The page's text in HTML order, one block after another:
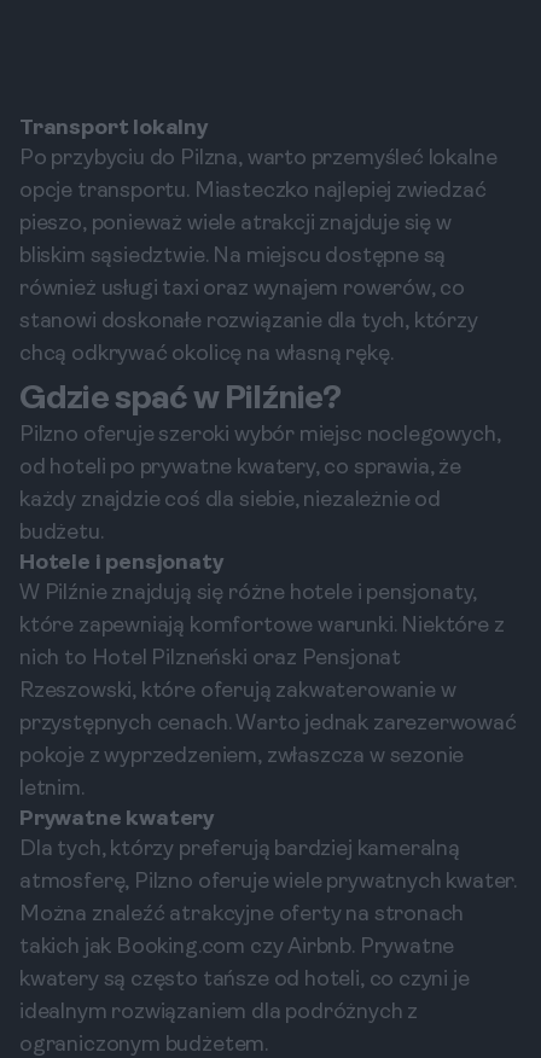
Transport lokalny
Po przybyciu do Pilzna, warto przemyśleć lokalne
opcje transportu. Miasteczko najlepiej zwiedzać
pieszo, ponieważ wiele atrakcji znajduje się w
bliskim sąsiedztwie. Na miejscu dostępne są
również usługi taxi oraz wynajem rowerów, co
stanowi doskonałe rozwiązanie dla tych, którzy
chcą odkrywać okolicę na własną rękę.
Gdzie spać w Pilźnie?
Pilzno oferuje szeroki wybór miejsc noclegowych,
od hoteli po prywatne kwatery, co sprawia, że
każdy znajdzie coś dla siebie, niezależnie od
budżetu.
Hotele i pensjonaty
W Pilźnie znajdują się różne hotele i pensjonaty,
które zapewniają komfortowe warunki. Niektóre z
nich to Hotel Pilzneński oraz Pensjonat
Rzeszowski, które oferują zakwaterowanie w
przystępnych cenach. Warto jednak zarezerwować
pokoje z wyprzedzeniem, zwłaszcza w sezonie
letnim.
Prywatne kwatery
Dla tych, którzy preferują bardziej kameralną
atmosferę, Pilzno oferuje wiele prywatnych kwater.
Można znaleźć atrakcyjne oferty na stronach
takich jak Booking.com czy Airbnb. Prywatne
kwatery są często tańsze od hoteli, co czyni je
idealnym rozwiązaniem dla podróżnych z
ograniczonym budżetem.